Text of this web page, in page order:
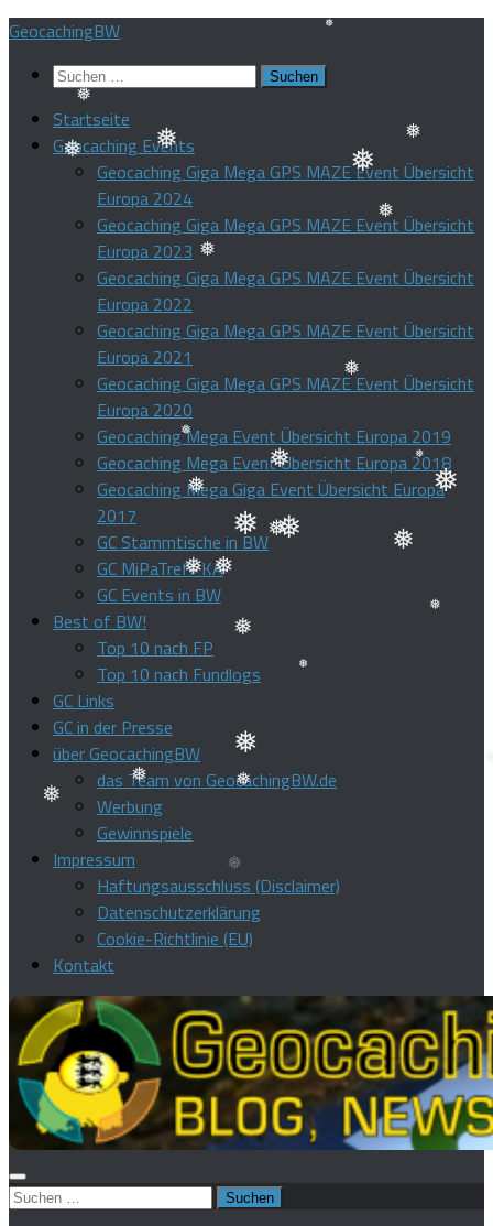
❅
❅
❅
❅
❅ ❅
❅
❅
❅
❅
❅
❅
❅
Zum
springen
GeocachingBW
Suchen
nach:
Startseite
Geocaching Events
Geocaching Giga Mega GPS MAZE Event Übersicht
Europa 2024
Geocaching Giga Mega GPS MAZE Event Übersicht
Europa 2023
Geocaching Giga Mega GPS MAZE Event Übersicht
Europa 2022
Geocaching Giga Mega GPS MAZE Event Übersicht
Europa 2021
Geocaching Giga Mega GPS MAZE Event Übersicht
Europa 2020
Geocaching Mega Event Übersicht Europa 2019
Geocaching Mega Event Übersicht Europa 2018
Geocaching Mega Giga Event Übersicht Europa
2017
GC Stammtische in BW
GC MiPaTreff KA
GC Events in BW
Best of BW!
Top 10 nach FP
Top 10 nach Fundlogs
GC Links
GC in der Presse
über GeocachingBW
das Team von GeocachingBW.de
Werbung
Gewinnspiele
Impressum
Haftungsausschluss (Disclaimer)
Datenschutzerklärung
Cookie-Richtlinie (EU)
Kontakt
Suchen